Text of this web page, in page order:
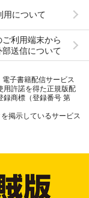
用について
利用端末から
送信について
子書籍配信サービス
用許諾を得た正規版配
録商標（登録番号 第
掲示しているサービス